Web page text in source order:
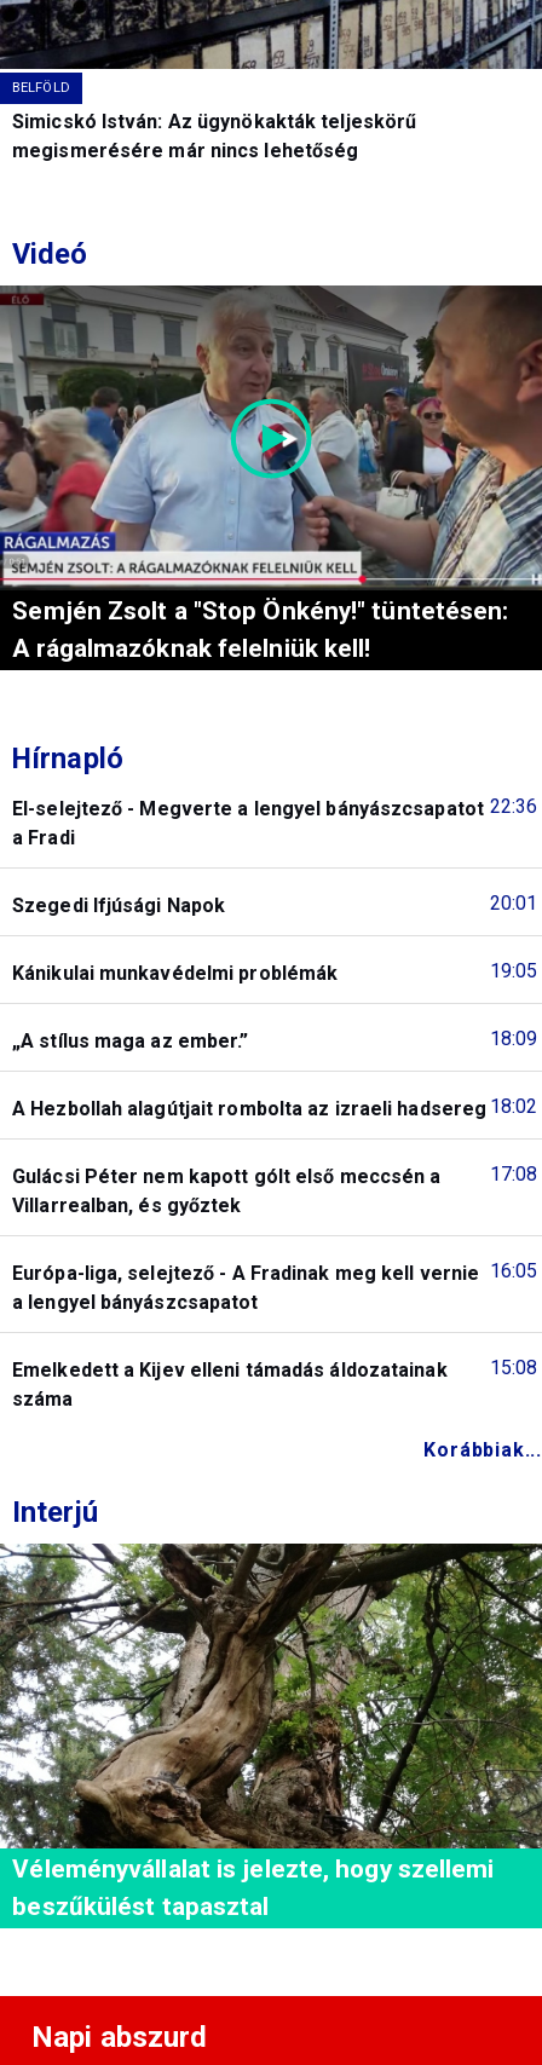
BELFÖLD
Simicskó István: Az ügynökakták teljeskörű
megismerésére már nincs lehetőség
Videó
Semjén Zsolt a "Stop Önkény!" tüntetésen:
A rágalmazóknak felelniük kell!
Hírnapló
22:36
El-selejtező - Megverte a lengyel bányászcsapatot
a Fradi
20:01
Szegedi Ifjúsági Napok
19:05
Kánikulai munkavédelmi problémák
18:09
„A stílus maga az ember.”
18:02
A Hezbollah alagútjait rombolta az izraeli hadsereg
17:08
Gulácsi Péter nem kapott gólt első meccsén a
Villarrealban, és győztek
16:05
Európa-liga, selejtező - A Fradinak meg kell vernie
a lengyel bányászcsapatot
15:08
Emelkedett a Kijev elleni támadás áldozatainak
száma
Korábbiak...
Interjú
Véleményvállalat is jelezte, hogy szellemi
beszűkülést tapasztal
Napi abszurd